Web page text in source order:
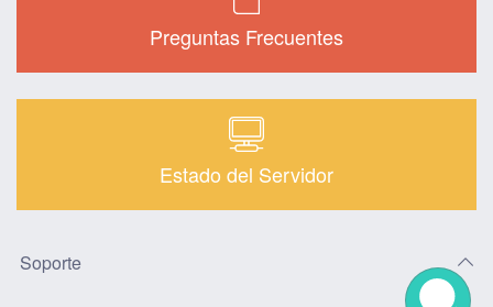
Preguntas Frecuentes
Estado del Servidor
Soporte